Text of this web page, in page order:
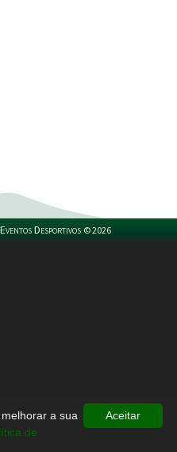
Desportivos ©2026
Aceitar
a sua
de